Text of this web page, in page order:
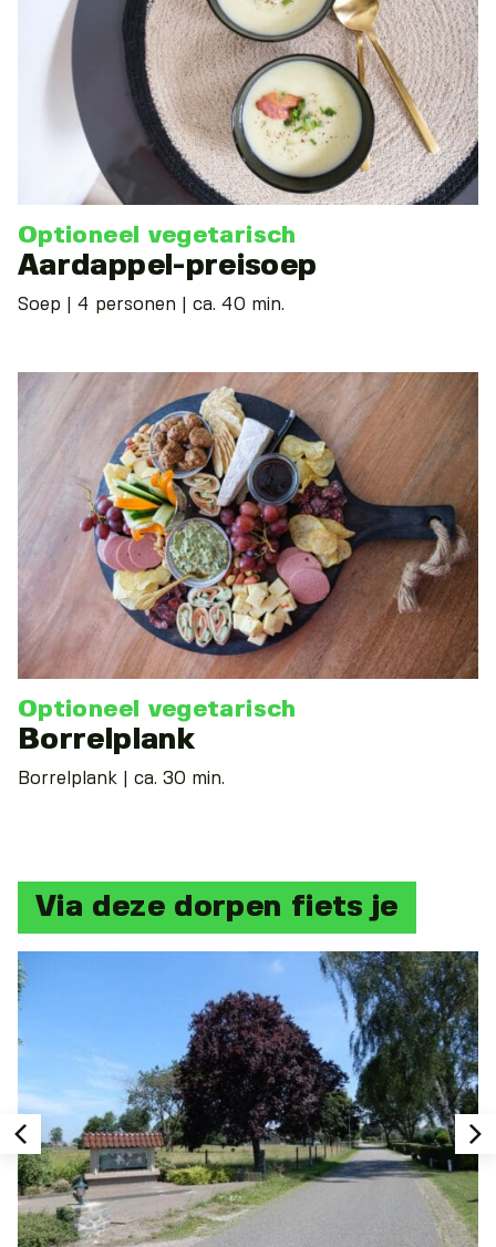
Optioneel vegetarisch
Aardappel-preisoep
Soep | 4 personen | ca. 40 min.
Optioneel vegetarisch
Borrelplank
Borrelplank | ca. 30 min.
Via deze dorpen fiets je